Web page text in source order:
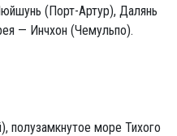
(Порт-Артур), Далянь
— Инчхон (Чемульпо).
море Тихого